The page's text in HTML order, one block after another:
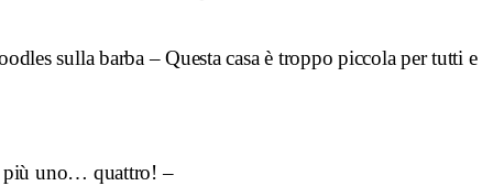
sulla barba – Questa casa è troppo piccola per tutti e
più uno… quattro! –